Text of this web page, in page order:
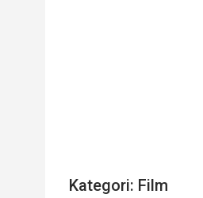
Kategori: Film